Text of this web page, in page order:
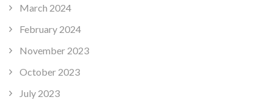
March 2024
February 2024
November 2023
October 2023
July 2023